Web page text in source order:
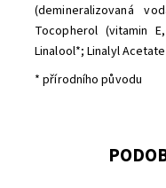
(demineralizovaná
Tocopherol (vitamin
Linalool*; Linalyl
* přírodního původu